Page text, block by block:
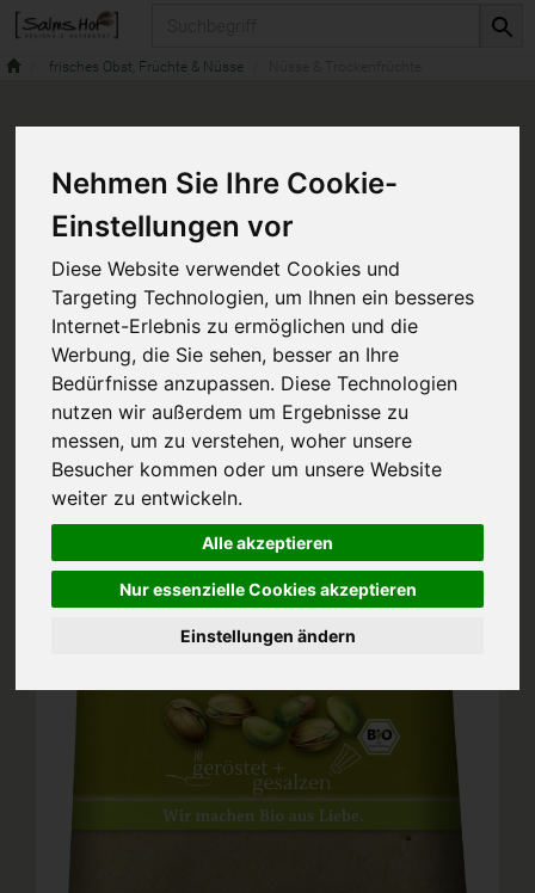
Nehmen Sie Ihre Cookie-
Einstellungen vor
Diese Website verwendet Cookies und
Targeting Technologien, um Ihnen ein besseres
Internet-Erlebnis zu ermöglichen und die
Werbung, die Sie sehen, besser an Ihre
Bedürfnisse anzupassen. Diese Technologien
nutzen wir außerdem um Ergebnisse zu
messen, um zu verstehen, woher unsere
Besucher kommen oder um unsere Website
weiter zu entwickeln.
Alle akzeptieren
Nur essenzielle Cookies akzeptieren
Einstellungen ändern
frisches Obst, Früchte & Nüsse